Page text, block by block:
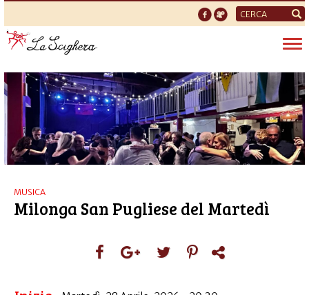
Form
di
ricerca
MUSICA
Milonga San Pugliese del Martedì